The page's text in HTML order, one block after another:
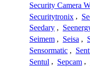
Security Camera
Securitytronix ,
Seedary ,
Seimem , Seisa ,
Sensormatic ,
Sentul , Sepcam ,